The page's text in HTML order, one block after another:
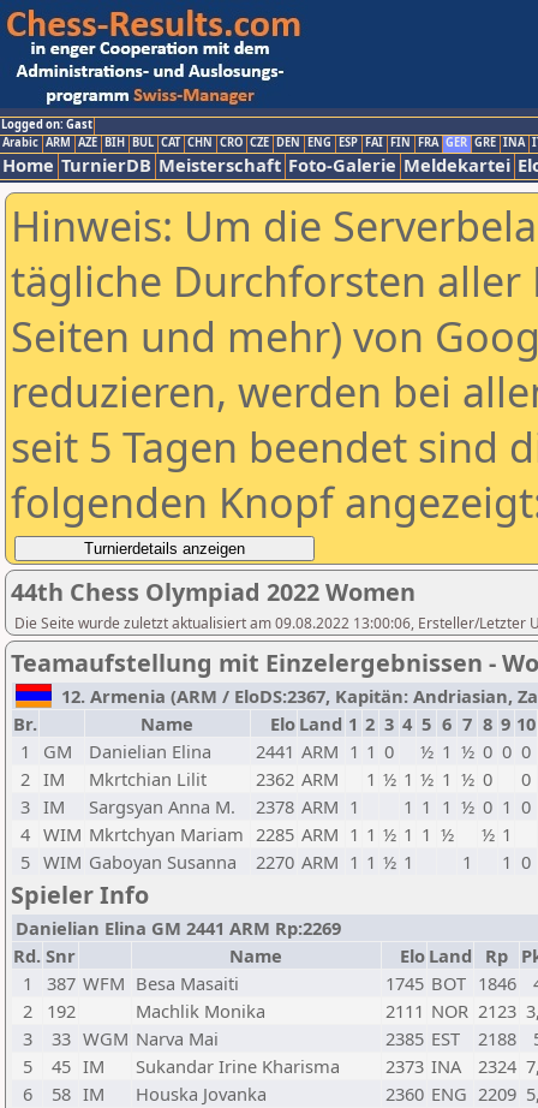
Logged on: Gast
Arabic ARM AZE BIH BUL CAT CHN CRO CZE DEN ENG ESP FAI FIN FRA GER GRE INA
Home TurnierDB Meisterschaft Foto-Galerie Meldekartei
Hinweis: Um die
tägliche Durchforsten aller
Seiten und mehr) von
reduzieren, werden bei
seit 5 Tagen beendet sind
folgenden Knopf
44th Chess Olympiad 2022 Women
Die Seite wurde zuletzt aktualisiert am 09.08.2022 13:00:06, Ersteller/Letzter
Teamaufstellung mit Einzelergebnissen -
12. Armenia (ARM / EloDS:2367, Kapitän: Andriasian,
Br.
Name Elo Land 1 2 3 4 5 6 7 8 9 10
1
GM Danielian Elina 2441 ARM 1 1 0 ½ 1 ½ 0 0 0
2 IM Mkrtchian Lilit 2362 ARM 1 ½ 1 ½ 1 ½ 0
0
3 IM Sargsyan Anna M. 2378 ARM 1 1 1 1 ½ 0 1 0
4 WIM Mkrtchyan Mariam 2285 ARM 1 1 ½ 1 1 ½ ½ 1
5 WIM Gaboyan Susanna 2270 ARM 1 1 ½ 1 1 1 0
Spieler Info
Danielian Elina GM 2441 ARM Rp:2269
Rd. Snr Name Elo Land Rp
1
387 WFM Besa Masaiti 1745 BOT 1846
2
192 Machlik Monika 2111 NOR 2123
3
33 WGM Narva Mai 2385 EST 2188
5
45 IM Sukandar Irine Kharisma 2373 INA 2324
6
58 IM Houska Jovanka 2360 ENG 2209